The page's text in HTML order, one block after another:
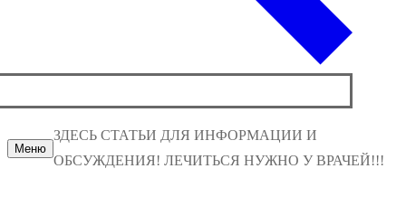
Меню
ЗДЕСЬ СТАТЬИ ДЛЯ ИНФОРМАЦИИ И
ОБСУЖДЕНИЯ! ЛЕЧИТЬСЯ НУЖНО У ВРАЧЕЙ!!!